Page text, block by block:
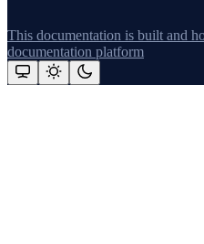
This documentation is built and
documentation platform